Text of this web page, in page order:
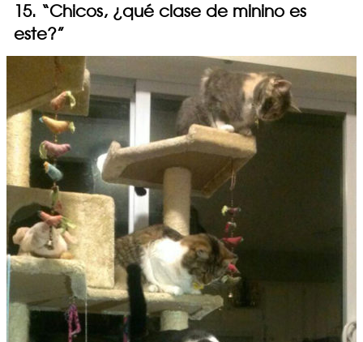
15. “Chicos, ¿qué clase de minino es
este?”